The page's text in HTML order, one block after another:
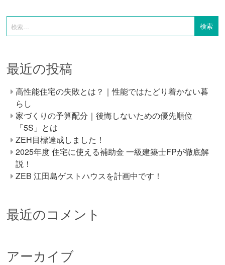
最近の投稿
高性能住宅の失敗とは？｜性能ではたどり着かない暮
らし
家づくりの予算配分｜後悔しないための優先順位
「5S」とは
ZEH目標達成しました！
2025年度 住宅に使える補助金 一級建築士FPが徹底解
説！
ZEB 江田島ゲストハウスを計画中です！
最近のコメント
アーカイブ